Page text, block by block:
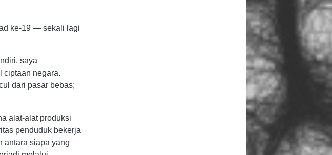
ke-19 — sekali lagi
saya
ciptaan negara.
dari pasar bebas;
alat-alat produksi
penduduk bekerja
antara siapa yang